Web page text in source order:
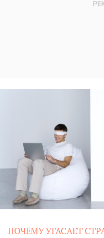
ПОЧЕМУ УГАСАЕТ